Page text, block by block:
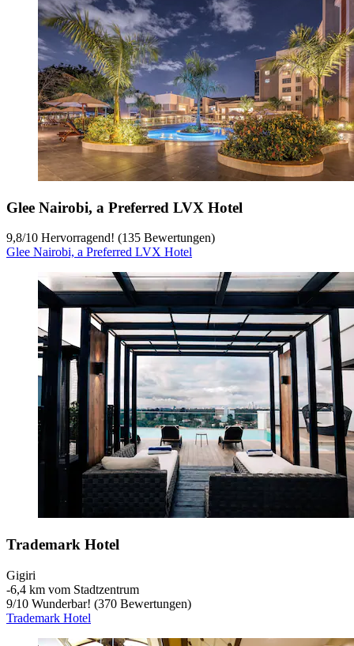
Glee Nairobi, a Preferred LVX Hotel
9,8/10 Hervorragend! (135 Bewertungen)
Glee Nairobi, a Preferred LVX Hotel
Trademark Hotel
Gigiri
‐6,4 km vom Stadtzentrum
9/10 Wunderbar! (370 Bewertungen)
Trademark Hotel